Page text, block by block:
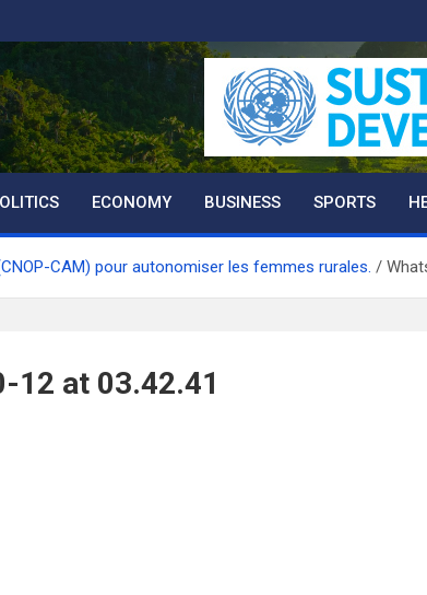
ECONOMY BUSINESS SPORTS
CAM) pour autonomiser les femmes rurales.
12 at 03.42.41